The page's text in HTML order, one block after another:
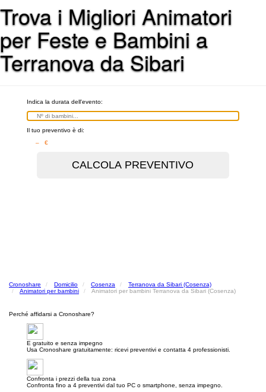
Trova i Migliori Animatori
per Feste e Bambini a
Terranova da Sibari
Indica la durata dell'evento:
Il tuo preventivo è di:
– €
Cronoshare Domicilio Cosenza
Terranova da Sibari (Cosenza)
Animatori per bambini
Animatori per bambini Terranova da Sibari (Cosenza)
Perché affidarsi a Cronoshare?
E gratuito e senza impegno
Usa Cronoshare gratuitamente: ricevi preventivi e contatta 4 professionisti.
Confronta i prezzi della tua zona
Confronta fino a 4 preventivi dal tuo PC o smartphone, senza impegno.